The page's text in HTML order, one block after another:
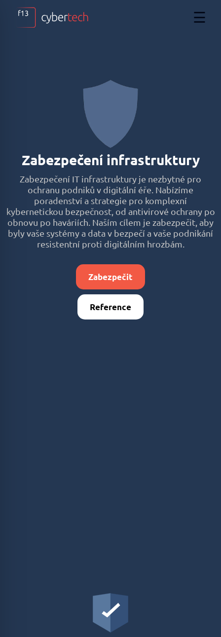
☰
Zabezpečení infrastruktury
Zabezpečení IT infrastruktury je nezbytné pro
ochranu podniků v digitální éře. Nabízíme
poradenství a strategie pro komplexní
kybernetickou bezpečnost, od antivirové ochrany po
obnovu po haváriích. Naším cílem je zabezpečit, aby
byly vaše systémy a data v bezpečí a vaše podnikání
resistentní proti digitálním hrozbám.
Zabezpečit
Reference